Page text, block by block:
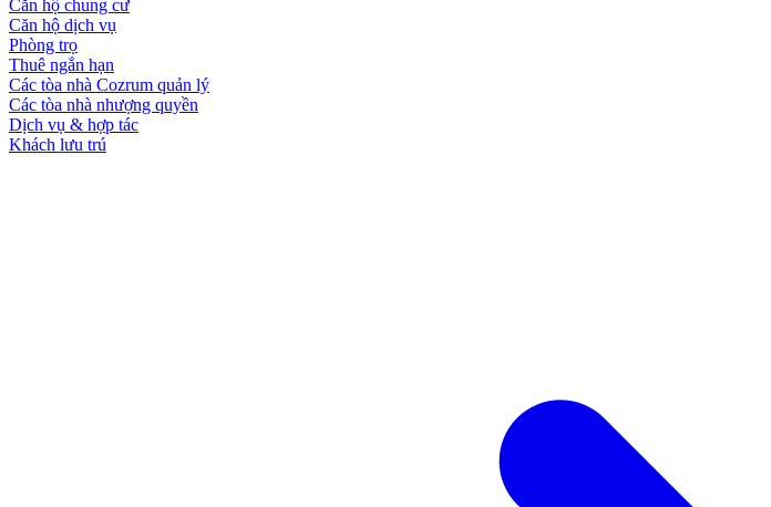
Căn hộ chung cư
Căn hộ dịch vụ
Phòng trọ
Thuê ngắn hạn
Các tòa nhà Cozrum quản lý
Các tòa nhà nhượng quyền
Dịch vụ & hợp tác
Khách lưu trú